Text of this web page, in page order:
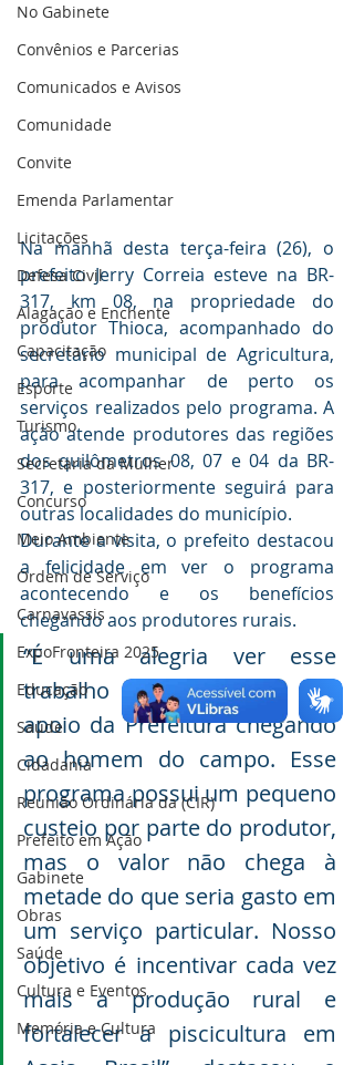
No Gabinete
Convênios e Parcerias
Comunicados e Avisos
Comunidade
Convite
Emenda Parlamentar
Licitações
Defesa Civil
Alagação e Enchente
Capacitação
Esporte
Turismo
Secretaria da Mulher
Concurso
Meio Ambiente
Ordem de Serviço
Carnavassis
ExpoFronteira 2025
Educação
Saúde
Cidadania
Reunião Ordinária da (CIR)
Prefeito em Ação
Gabinete
Obras
Saúde
Cultura e Eventos
Memória e Cultura
Na manhã desta terça-feira (26), o
prefeito Jerry Correia esteve na BR-
317, km 08, na propriedade do
produtor Thioca, acompanhado do
secretário municipal de Agricultura,
para acompanhar de perto os
serviços realizados pelo programa. A
ação atende produtores das regiões
dos quilômetros 08, 07 e 04 da BR-
317, e posteriormente seguirá para
outras localidades do município.
Durante a visita, o prefeito destacou
a felicidade em ver o programa
acontecendo e os benefícios
chegando aos produtores rurais.
“É uma alegria ver esse
trabalho sendo realizado e o
apoio da Prefeitura chegando
ao homem do campo. Esse
programa possui um pequeno
custeio por parte do produtor,
mas o valor não chega à
metade do que seria gasto em
um serviço particular. Nosso
objetivo é incentivar cada vez
mais a produção rural e
fortalecer a piscicultura em